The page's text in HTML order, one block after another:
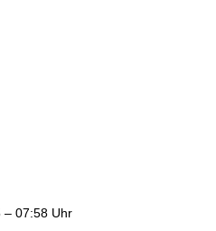
– 07:58 Uhr